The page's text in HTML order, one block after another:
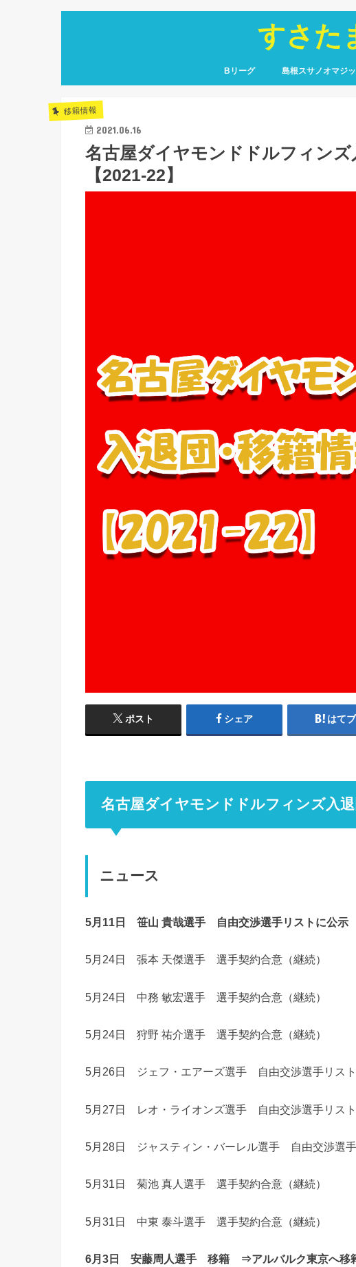
すさた
Bリーグ 島根スサノオマジ
移籍情報
2021.06.16
名古屋ダイヤモンドドルフィン
【2021-22】
ポスト シェア はてブ
名古屋ダイヤモンドドルフィンズ入
ニュース
5月11日 笹山 貴哉選手 自由交渉選手リストに公示
5月24日 張本 天傑選手 選手契約合意（継続）
5月24日 中務 敏宏選手 選手契約合意（継続）
5月24日 狩野 祐介選手 選手契約合意（継続）
5月26日 ジェフ・エアーズ選手 自由交渉選手リス
5月27日 レオ・ライオンズ選手 自由交渉選手リス
5月28日 ジャスティン・バーレル選手 自由交渉選
5月31日 菊池 真人選手 選手契約合意（継続）
5月31日 中東 泰斗選手 選手契約合意（継続）
6月3日 安藤周人選手 移籍 ⇒アルバルク東京へ移